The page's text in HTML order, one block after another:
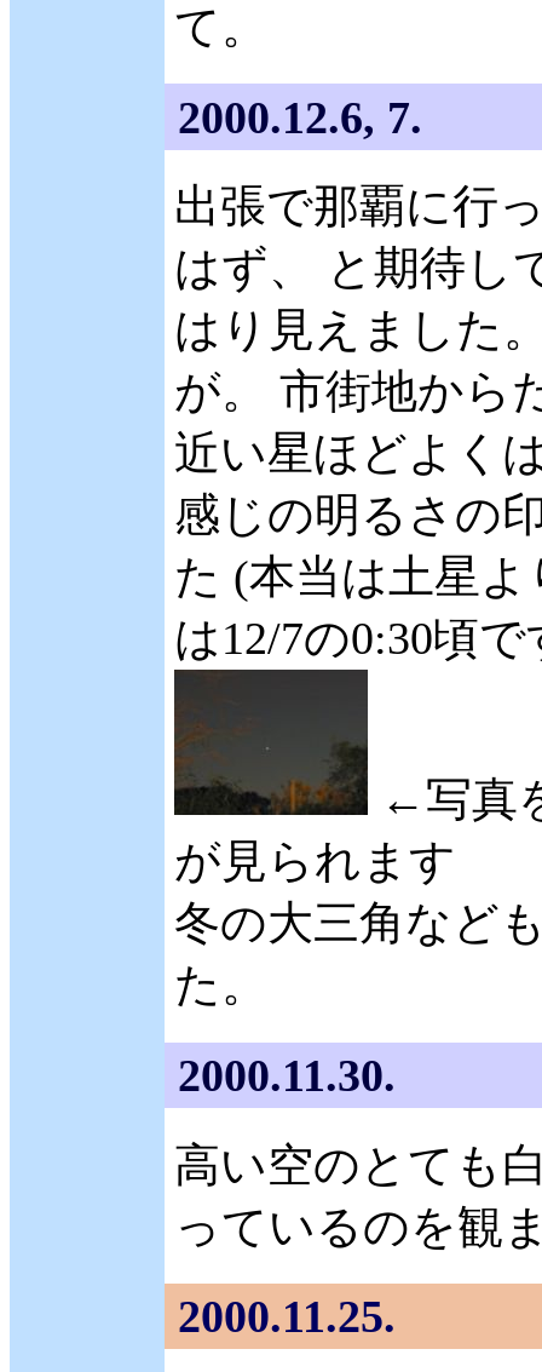
て。
2000.12.6, 7.
出張で那覇に行
はず、 と期待し
はり見えました
が。 市街地から
近い星ほどよく
感じの明るさの
た (本当は土星
は12/7の0:30頃で
←写真
が見られます
冬の大三角など
た。
2000.11.30.
高い空のとても
っているのを観
2000.11.25.